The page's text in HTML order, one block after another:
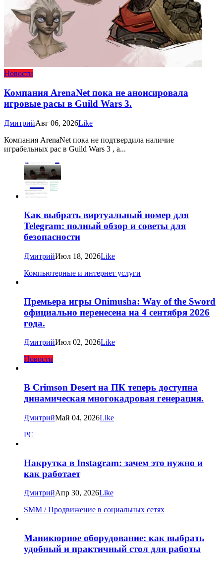
Новости
Компания ArenaNet пока не анонсировала
игровые расы в Guild Wars 3.
ДмитрийАвг 06, 2026Like
Компания ArenaNet пока не подтвердила наличие
играбельных рас в Guild Wars 3 , а...
Как выбрать виртуальный номер для
Telegram: полный обзор и советы для
безопасности
ДмитрийИюл 18, 2026Like
Компьютерные и интернет услуги
Премьера игры Onimusha: Way of the Sword
официально перенесена на 4 сентября 2026
года.
ДмитрийИюл 02, 2026Like
Новости
В Crimson Desert на ПК теперь доступна
динамическая многокадровая генерация.
ДмитрийМай 04, 2026Like
PC
Накрутка в Instagram: зачем это нужно и
как работает
ДмитрийАпр 30, 2026Like
SMM / Продвижение в социальных сетях
Маникюрное оборудование: как выбрать
удобный и практичный стол для работы